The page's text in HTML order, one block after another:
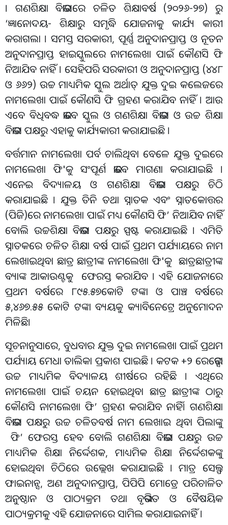
। ଗଣଶିକ୍ଷା ବିଭାଗରେ ଚଳିତ ଶିକ୍ଷାବର୍ଷ (୨୦୨୬-୨୭) ରୁ
‘ଜ୍ଞାନୋଦୟ- ଶିକ୍ଷାରୁ ସମୃଦ୍ଧି ଯୋଜନାକୁ କାର୍ଯ୍ୟ କାରୀ
କରାଗଲା । ସମସ୍ତ ସରକାରୀ, ପୂର୍ଣ୍ଣ ଅନୁଦାନପ୍ରାପ୍ତ ଓ ନୂତନ
ଅନୁଦାନପ୍ରାପ୍ତ ହାଇସ୍କୁଲରେ ନାମଲେଖା ପାଇଁ କୌଣସି ଫି
ନିଆଯିବ ନାହିଁ । ସେହିପରି ସରକାରୀ ଓ ଅନୁଦାନପ୍ରାପ୍ତ (୪୪୮
ଓ ୬୬୨) ଉଚ୍ଚ ମାଧ୍ୟମିକ ସ୍କୁଲ ଅର୍ଥାତ୍ ଯୁକ୍ତ ଦୁଇ କଲେଜରେ
ନାମଲେଖା ପାଇଁ କୌଣସି ଫି ଗ୍ରହଣ କରାଯିବ ନାହିଁ । ଆଉ
ଏବେ ବିଧିବଦ୍ଧ ଭାବେ ସ୍କୁଲ ଓ ଗଣଶିକ୍ଷା ବିଭାଗ ଓ ଉଚ୍ଚ ଶିକ୍ଷା
ବିଭାଗ ପକ୍ଷରୁ ଏହାକୁ କାର୍ଯ୍ୟକାରୀ କରାଯାଇଛି ।
ବର୍ତ୍ତମାନ ନାମଲେଖା ପର୍ବ ଚାଲିଥିବା ବେଳେ ଯୁକ୍ତ ଦୁଇରେ
ନାମଲେଖା ଫି'କୁ ସଂପୂର୍ଣ ଭାବେ ମାଗଣା କରାଯାଇଛି ।
ଏନେଇ ବିଦ୍ୟାଳୟ ଓ ଗଣଶିକ୍ଷା ବିଭାଗ ପକ୍ଷରୁ ଚିଠି
କରାଯାଇଛି । ଯୁକ୍ତ ତିନି ତଥା ସ୍ନାତକ ଏବଂ ସ୍ନାତକୋତ୍ତର
(ପିଜି)ରେ ନାମଲେଖା ପାଇଁ ମଧ୍ୟ କୌଣସି ଫି’ ନିଆଯିବ ନାହିଁ
ବୋଲି ଉଚ୍ଚଶିକ୍ଷା ବିଭାଗ ପକ୍ଷରୁ ସ୍ପଷ୍ଟ କରାଯାଇଛି । ଏମିତି
ସ୍ନାତକରେ ଚଳିତ ଶିକ୍ଷା ବର୍ଷ ପାଇଁ ପ୍ରଥମ ପର୍ଯ୍ୟାୟରେ ନାମ
ଲେଖାଇଥିବା ଛାତ୍ର ଛାତ୍ରୀଙ୍କ ନାମଲେଖା ଫି'କୁ ଛାତ୍ରଛାତ୍ରୀଙ୍କ
ବ୍ୟାଙ୍କ ଆକାଉଣ୍ଟକୁ ଫେରସ୍ତ କରାଯିବ । ଏହି ଯୋଜନାରେ
ପ୍ରଥମ ବର୍ଷରେ ୮୯୫.୫୭କୋଟି ଟଙ୍କା ଓ ପାଞ୍ଚ ବର୍ଷରେ
୫,୪୬୭.୫୫ କୋଟି ଟଙ୍କା ବ୍ୟୟକୁ କ୍ୟାବିନେଟ୍ରେ ଅନୁମୋଦନ
ମିଳିଛି।
ସୂଚନାନୁସାରେ, ବୁଧବାର ଯୁକ୍ତ ଦୁଇ ନାମଲେଖା ପାଇଁ ପ୍ରଥମ
ପର୍ଯ୍ୟାୟ ମେଧା ତାଲିକା ପ୍ରକାଶ ପାଇଛି । କଟକ +୨ ରେଭେନ୍ସା
ଉଚ୍ଚ ମାଧ୍ୟମିକ ବିଦ୍ୟାଳୟ ଶୀର୍ଷରେ ରହିଛି । ଏଥିରେ
ନାମଲେଖା ପାଇଁ ଚୟନ ହୋଇଥିବା ଛାତ୍ର ଛାତ୍ରୀଙ୍କ ଠାରୁ
କୌଣସି ନାମଲେଖା ଫି’ ଗ୍ରହଣ କରାଯିବ ନାହିଁ। ଗଣଶିକ୍ଷା
ବିଭାଗ ପକ୍ଷରୁ ଉଚ୍ଚ ଚଳିତବର୍ଷ ନାମ ଲେଖାଇ ଥିବା ପିଲାଙ୍କୁ
ଫି’ ଫେରସ୍ତ ହେବ ବୋଲି ଗଣଶିକ୍ଷା ବିଭାଗ ପକ୍ଷରୁ ଉଚ୍ଚ
ମାଧ୍ୟମିକ ଶିକ୍ଷା ନିର୍ଦ୍ଦେଶକ, ମାଧ୍ୟମିକ ଶିକ୍ଷା ନିର୍ଦ୍ଦେଶକଙ୍କୁ
ହୋଇଥିବା ଚିଠିରେ ଉଲ୍ଲେଖ କରାଯାଇଛି । ମାତ୍ର ସେଲ୍ଫ
ଫାଇନାନ୍ସ, ଅଣ ଅନୁଦାନପ୍ରାପ୍ତ, ପିପିପି ମୋଡ୍ରେ ପରିଚାଳିତ
ଅନୁଷ୍ଠାନ ଓ ପାଠ୍ୟକ୍ରମ ତଥା ବୃଭିଗତ ଓ ବୈଷୟିକ
ପାଠ୍ୟକ୍ରମକୁ ଏହି ଯୋଜନାରେ ସାମିଲ କରାଯାଇନାହିଁ ।